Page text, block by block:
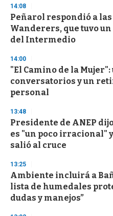
s
e
c
o
n
14:08
Peñarol respondió a
Wanderers, que tuvo
del Intermedio
14:00
"El Camino de la
conversatorios y un
personal
13:48
Presidente de ANEP
es "un poco irracional"
salió al cruce
13:25
Ambiente incluirá a
lista de humedales
dudas y manejos”